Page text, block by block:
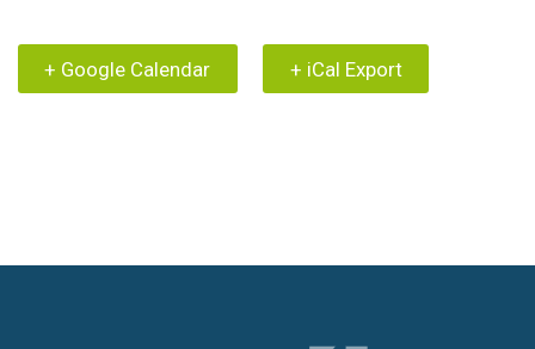
+ Google Calendar + iCal Export